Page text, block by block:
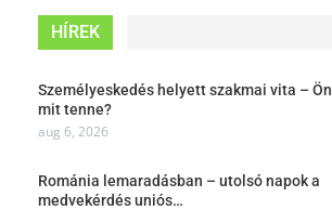
HÍREK
Személyeskedés helyett szakmai vita – Ön
mit tenne?
aug 6, 2026
Románia lemaradásban – utolsó napok a
medvekérdés uniós…